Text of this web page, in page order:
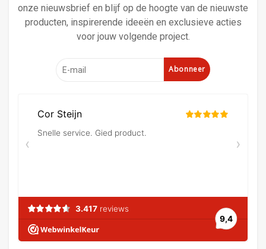
onze nieuwsbrief en blijf op de hoogte van de nieuwste
producten, inspirerende ideeën en exclusieve acties
voor jouw volgende project.
Abonneer